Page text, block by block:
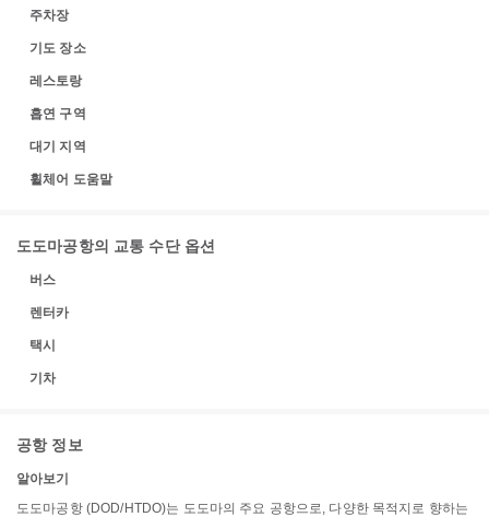
주차장
기도 장소
레스토랑
흡연 구역
대기 지역
휠체어 도움말
도도마공항의 교통 수단 옵션
버스
렌터카
택시
기차
공항 정보
알아보기
도도마공항 (DOD/HTDO)는 도도마의 주요 공항으로, 다양한 목적지로 향하는